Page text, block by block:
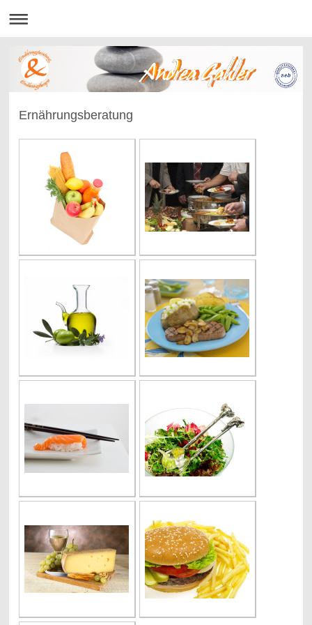
Ernährungsberatung